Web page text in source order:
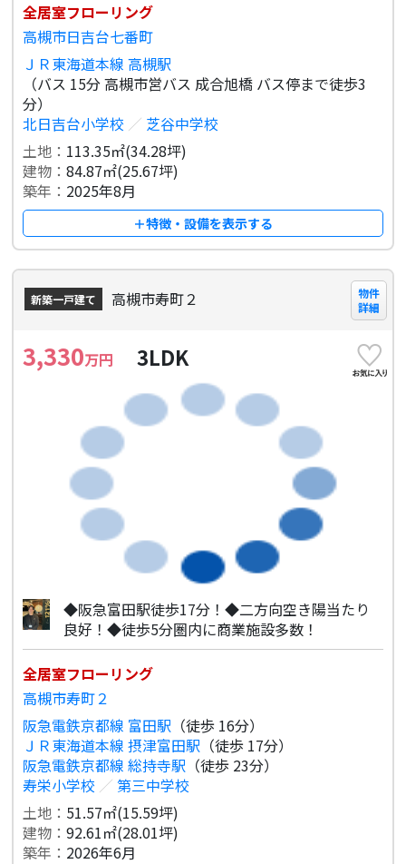
全居室フローリング
高槻市日吉台七番町
ＪＲ東海道本線 高槻駅
（バス 15分 高槻市営バス 成合旭橋 バス停まで徒歩3
分）
北日吉台小学校 ／ 芝谷中学校
土地： 113.35㎡(34.28坪)
建物：84.87㎡(25.67坪)
築年： 2025年8月
＋特徴・設備を表示する
新築一戸建て 高槻市寿町２
物件
詳細
3,330万円 3LDK
◆阪急富田駅徒歩17分！◆二方向空き陽当たり
良好！◆徒歩5分圏内に商業施設多数！
全居室フローリング
高槻市寿町２
阪急電鉄京都線 富田駅 （徒歩 16分）
ＪＲ東海道本線 摂津富田駅 （徒歩 17分）
阪急電鉄京都線 総持寺駅 （徒歩 23分）
寿栄小学校 ／ 第三中学校
土地： 51.57㎡(15.59坪)
建物：92.61㎡(28.01坪)
築年： 2026年6月